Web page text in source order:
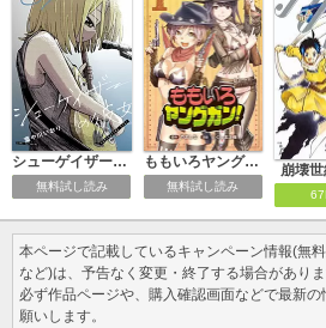
シューゲイザーの彼女
無料試し読み
ももいろヤングガン！
無料試し読み
崩壊
本ページで記載しているキャンペーン情報(無
など)は、予告なく変更・終了する場合があり
必ず作品ページや、購入確認画面などで最新
願いします。